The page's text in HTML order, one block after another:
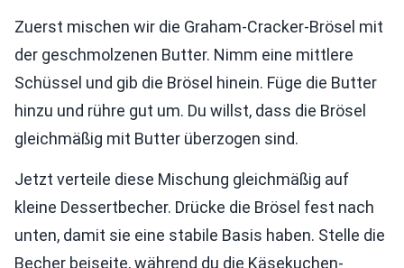
Zuerst mischen wir die Graham-Cracker-Brösel mit
der geschmolzenen Butter. Nimm eine mittlere
Schüssel und gib die Brösel hinein. Füge die Butter
hinzu und rühre gut um. Du willst, dass die Brösel
gleichmäßig mit Butter überzogen sind.
Jetzt verteile diese Mischung gleichmäßig auf
kleine Dessertbecher. Drücke die Brösel fest nach
unten, damit sie eine stabile Basis haben. Stelle die
Becher beiseite, während du die Käsekuchen-